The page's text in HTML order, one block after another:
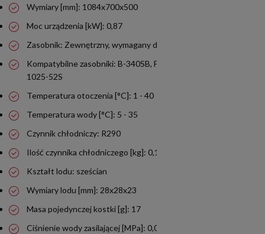
Wymiary [mm]: 1084x700x500
Moc urządzenia [kW]: 0,87
Zasobnik: Zewnętrzny, wymagany do przechowywania lodu
Kompatybilne zasobniki: B-340SB, F-650-44S, F-950-48S, F-
1025-52S
Temperatura otoczenia [°C]: 1 - 40
Temperatura wody [°C]: 5 - 35
Czynnik chłodniczy: R290
Ilość czynnika chłodniczego [kg]: 0,147
Kształt lodu: sześcian
Wymiary lodu [mm]: 28x28x23
Masa pojedynczej kostki [g]: 17
Ciśnienie wody zasilającej [MPa]: 0,07 - 0,8